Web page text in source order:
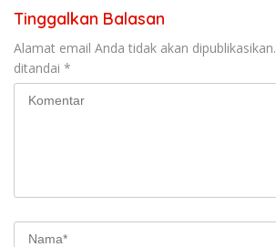
Tinggalkan Balasan
Alamat email Anda tidak akan dipublikasikan.
ditandai *